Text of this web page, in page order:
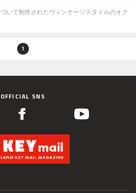
いて制作されたヴィンテージスタイルのオク
1
OFFICIAL SNS